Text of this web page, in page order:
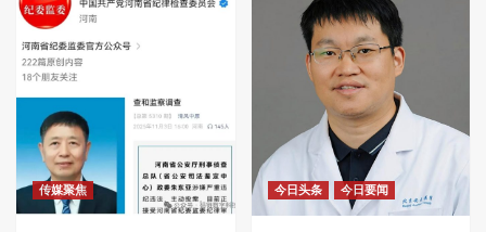
传媒聚焦 今日头条 今日要闻